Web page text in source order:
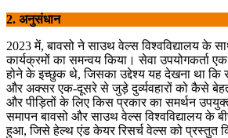
2. अनुसंधान
2023 में, बावसो ने साउथ वेल्स विश्वविद्यालय के
कार्यक्रमों का समन्वय किया। सेवा उपयोगकर्ता
होने के इच्छुक थे, जिसका उद्देश्य यह देखना था कि
और अक्सर एक-दूसरे से जुड़े दुर्व्यवहारों को कैसे
और पीड़ितों के लिए किस प्रकार का समर्थन
समापन बावसो और साउथ वेल्स विश्वविद्यालय के
हुआ, जिसे हेल्थ एंड केयर रिसर्च वेल्स को प्रस्तुत